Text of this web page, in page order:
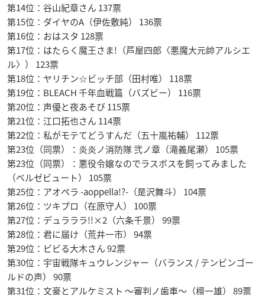
第14位：谷山紀章さん 137票
第15位：ダイヤのA（伊佐敷純） 136票
第16位：おはスタ 128票
第17位：はたらく魔王さま!（芦屋四郎〈悪魔大元帥アルシエ
ル〉） 123票
第18位：ヤリチン☆ビッチ部（田村唯） 118票
第19位：BLEACH 千年血戦篇（バズビー） 116票
第20位：声優と夜あそび 115票
第21位：江口拓也さん 114票
第22位：私がモテてどうすんだ（五十嵐祐輔） 112票
第23位（同票）：炎炎ノ消防隊 弐ノ章（滝義尾瀬） 105票
第23位（同票）：悪役令嬢なのでラスボスを飼ってみました
（ベルゼビュート） 105票
第25位：アオペラ -aoppella!?-（是沢舞斗） 104票
第26位：ツキプロ（在原守人） 100票
第27位：デュラララ!!×2（六条千景） 99票
第28位：君に届け（荒井一市） 94票
第29位：ビビる大木さん 92票
第30位：宇宙戦隊キュウレンジャー（バランス / テンビンゴー
ルドの声） 90票
第31位：文豪とアルケミスト 〜審判ノ歯車〜（檀一雄） 89票